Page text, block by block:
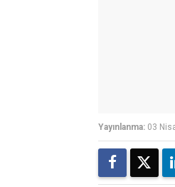
Yayınlanma: 03